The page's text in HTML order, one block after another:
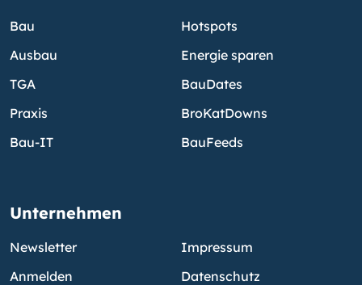
Bau
Ausbau
TGA
Praxis
Bau-IT
Hotspots
Energie sparen
BauDates
BroKatDowns
BauFeeds
Unternehmen
Newsletter
Anmelden
Impressum
Datenschutz